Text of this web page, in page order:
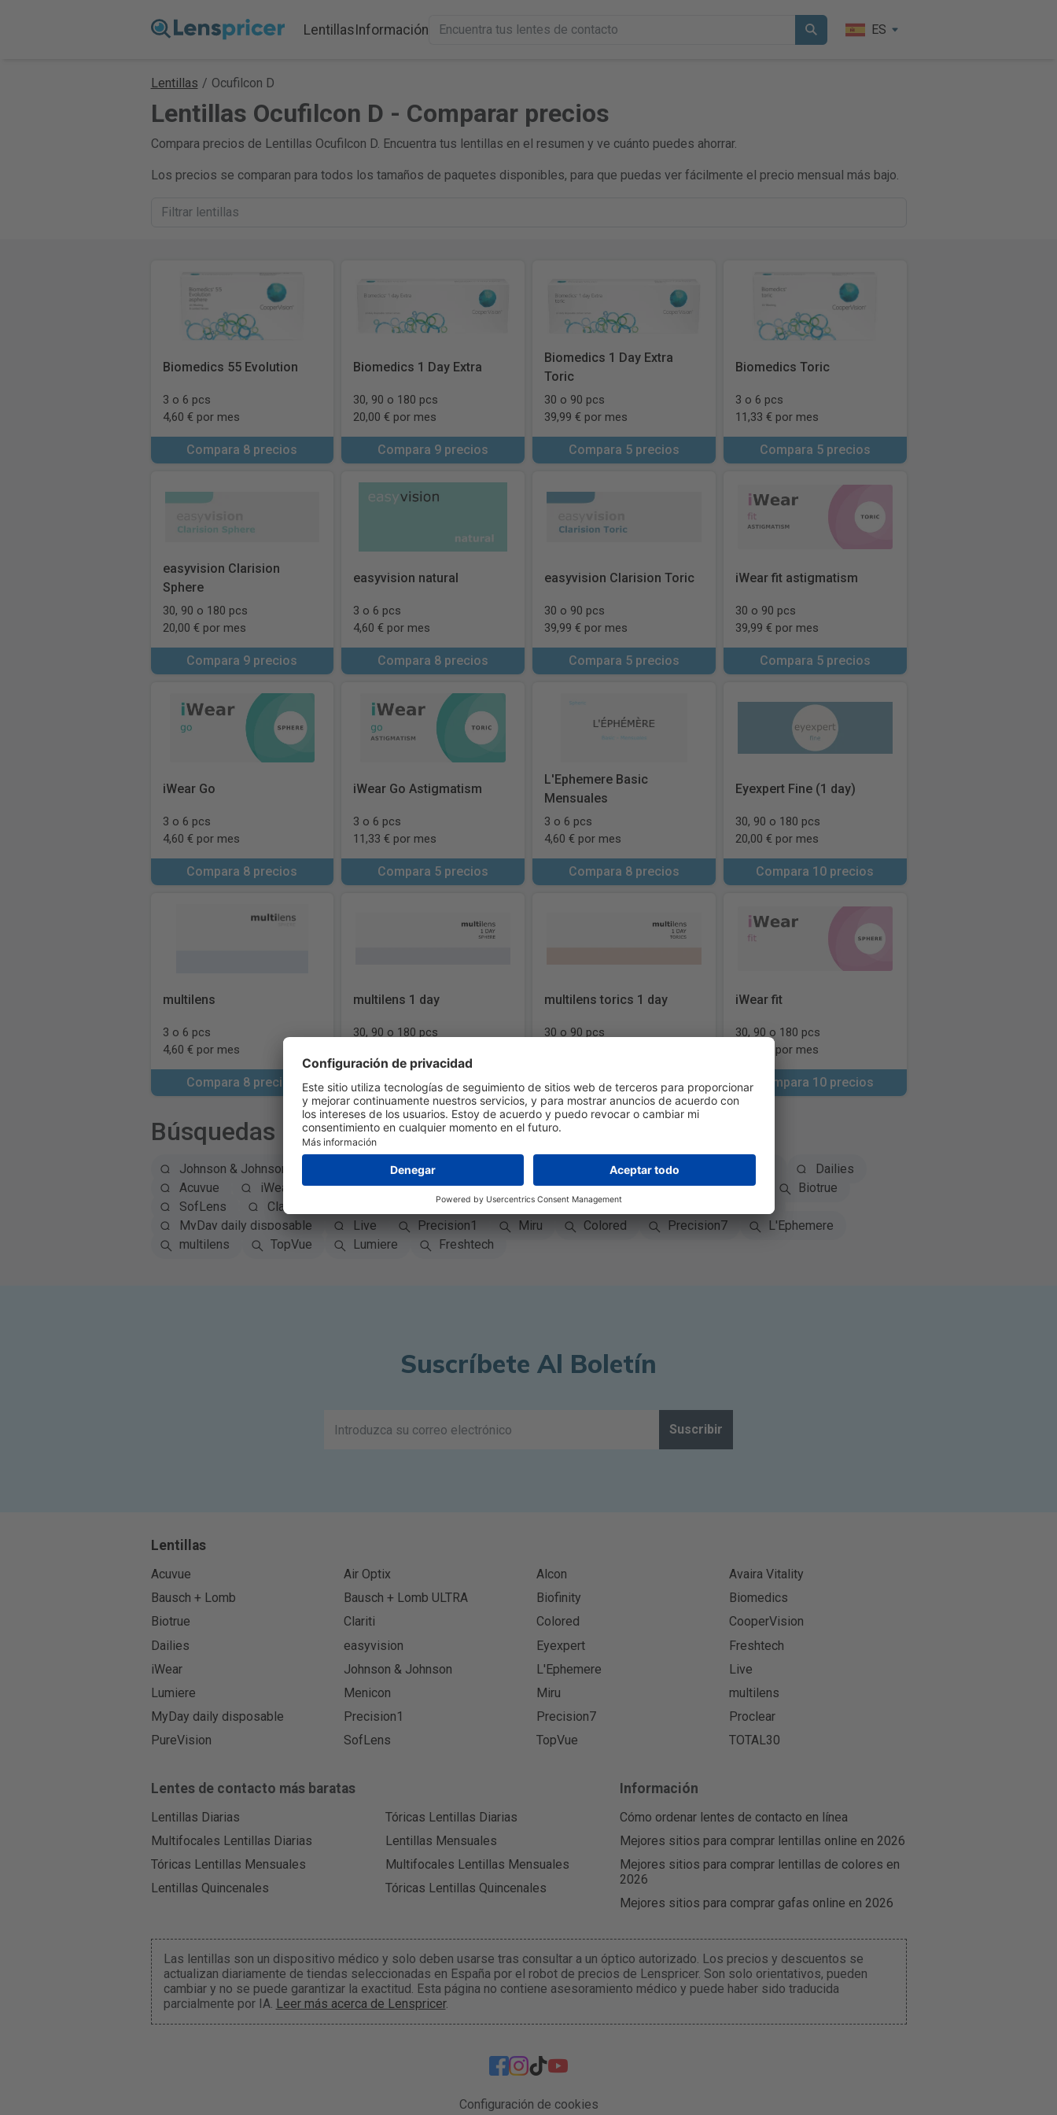
LentillasInformación ES
Lentillas / Ocufilcon D
Lentillas Ocufilcon D - Comparar precios
Compara precios de Lentillas Ocufilcon D. Encuentra tus lentillas en el resumen y ve cuánto puedes ahorrar.
Los precios se comparan para todos los tamaños de paquetes disponibles, para que puedas ver fácilmente el precio mensual más bajo.
Biomedics 55 Evolution
3 o 6 pcs
4,60 € por mes
Compara 8 precios
Biomedics 1 Day Extra
30, 90 o 180 pcs
20,00 € por mes
Compara 9 precios
Biomedics 1 Day Extra
Toric
30 o 90 pcs
39,99 € por mes
Compara 5 precios
Biomedics Toric
3 o 6 pcs
11,33 € por mes
Compara 5 precios
easyvision Clarision
Sphere
30, 90 o 180 pcs
20,00 € por mes
Compara 9 precios
easyvision natural
3 o 6 pcs
4,60 € por mes
Compara 8 precios
easyvision Clarision Toric
30 o 90 pcs
39,99 € por mes
Compara 5 precios
iWear fit astigmatism
30 o 90 pcs
39,99 € por mes
Compara 5 precios
iWear Go
3 o 6 pcs
4,60 € por mes
Compara 8 precios
iWear Go Astigmatism
3 o 6 pcs
11,33 € por mes
Compara 5 precios
L'Ephemere Basic
Mensuales
3 o 6 pcs
4,60 € por mes
Compara 8 precios
Eyexpert Fine (1 day)
30, 90 o 180 pcs
20,00 € por mes
Compara 10 precios
multilens
3 o 6 pcs
4,60 € por mes
Compara 8 precios
multilens 1 day
30, 90 o 180 pcs
Compara 9 precios
multilens torics 1 day
30 o 90 pcs
Compara 5 precios
iWear fit
30, 90 o 180 pcs
20,00 € por mes
Compara 10 precios
Búsquedas populares
Johnson & Johnson Bausch + Lomb Menicon
Dailies
Acuvue
iWear Eyexpert easyvision Air Optix Proclear Biomedics
Biotrue
SofLens
Clariti PureVision Bausch + Lomb ULTRA
MyDay daily disposable
Live Precision1 Miru Colored Precision7
L'Ephemere
multilens
TopVue Lumiere Freshtech
Suscríbete Al Boletín
Suscribir
Lentillas
Acuvue Air Optix Alcon
Avaira Vitality
Bausch + Lomb
Bausch + Lomb ULTRA Biofinity
Biomedics
Biotrue
Clariti Colored
CooperVision
Dailies
easyvision Eyexpert
Freshtech
iWear
Johnson & Johnson L'Ephemere
Live
Lumiere
Menicon Miru
multilens
MyDay daily disposable
Precision1 Precision7
Proclear
PureVision
SofLens TopVue TOTAL30
Lentes de contacto más baratas
Lentillas Diarias
Tóricas Lentillas Diarias
Multifocales Lentillas Diarias
Lentillas Mensuales
Tóricas Lentillas Mensuales
Multifocales Lentillas Mensuales
Lentillas Quincenales
Tóricas Lentillas Quincenales
Información
Cómo ordenar lentes de contacto en línea
Mejores sitios para comprar lentillas online en 2026
Mejores sitios para comprar lentillas de colores en
2026
Mejores sitios para comprar gafas online en 2026
Las lentillas son un dispositivo médico y solo deben usarse tras consultar a un óptico autorizado. Los precios y descuentos se
actualizan diariamente de tiendas seleccionadas en España por el robot de precios de Lenspricer. Son solo orientativos, pueden
cambiar y no se puede garantizar la exactitud. Esta página no contiene asesoramiento médico y puede haber sido traducida
parcialmente por IA. Leer más acerca de Lenspricer.
Configuración de cookies